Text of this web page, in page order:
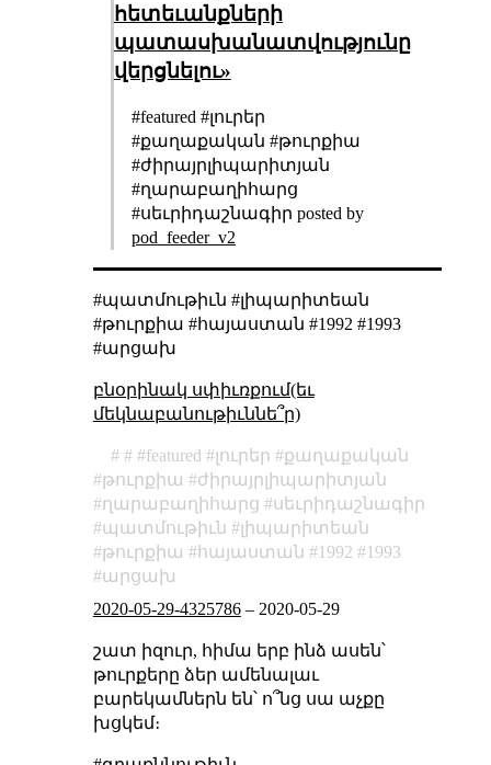
հետեւանքների
պատասխանատվությունը
վերցնելու»
#featured #լուրեր
#քաղաքական #թուրքիա
#ժիրայրլիպարիտյան
#ղարաբաղիհարց
#սեւրիդաշնագիր posted by
pod_feeder_v2
#պատմութիւն #լիպարիտեան
#թուրքիա #հայաստան #1992 #1993
#արցախ
բնօրինակ սփիւռքում(եւ
մեկնաբանութիւննե՞ր)
featured լուրեր
քաղաքական
թուրքիա
ժիրայրլիպարիտյան
ղարաբաղիհարց
սեւրիդաշնագիր
պատմութիւն
լիպարիտեան
թուրքիա
հայաստան 1992
1993
արցախ
2020-05-29-4325786– 2020-05-29
շատ իզուր, հիմա երբ ինձ ասեն՝
թուրքերը ձեր ամենալաւ
բարեկամներն են՝ ո՞նց սա աչքը
խցկեմ։